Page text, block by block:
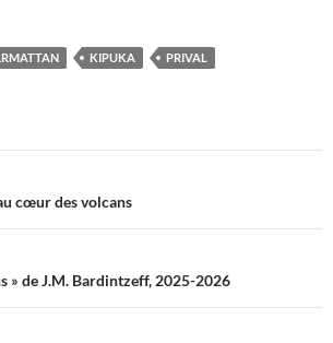
KIPUKA
PRIVAL
cœur des volcans
» de J.M. Bardintzeff, 2025-2026